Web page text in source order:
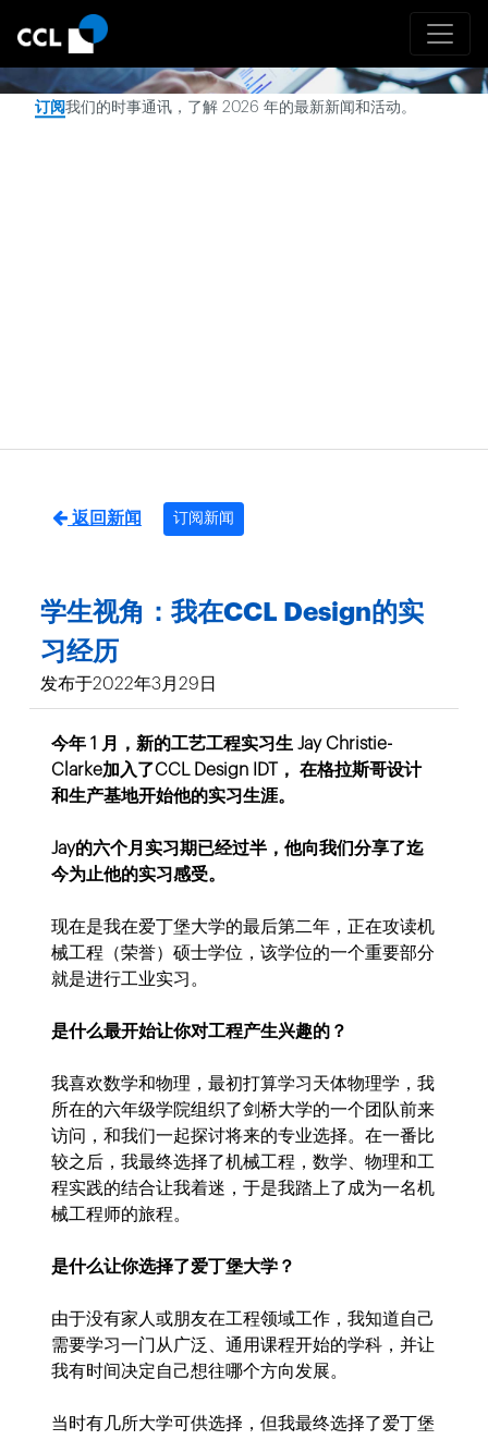
最新消息
订阅我们的时事通讯，了解 2026 年的最新新闻和活动。
返回新闻 订阅新闻
学生视角：我在CCL Design的实
习经历
发布于2022年3月29日
今年 1 月，新的工艺工程实习生 Jay Christie-
Clarke加入了CCL Design IDT， 在格拉斯哥设计
和生产基地开始他的实习生涯。
Jay的六个月实习期已经过半，他向我们分享了迄
今为止他的实习感受。
现在是我在爱丁堡大学的最后第二年，正在攻读机
械工程（荣誉）硕士学位，该学位的一个重要部分
就是进行工业实习。
是什么最开始让你对工程产生兴趣的？
我喜欢数学和物理，最初打算学习天体物理学，我
所在的六年级学院组织了剑桥大学的一个团队前来
访问，和我们一起探讨将来的专业选择。在一番比
较之后，我最终选择了机械工程，数学、物理和工
程实践的结合让我着迷，于是我踏上了成为一名机
械工程师的旅程。
是什么让你选择了爱丁堡大学？
由于没有家人或朋友在工程领域工作，我知道自己
需要学习一门从广泛、通用课程开始的学科，并让
我有时间决定自己想往哪个方向发展。
当时有几所大学可供选择，但我最终选择了爱丁堡